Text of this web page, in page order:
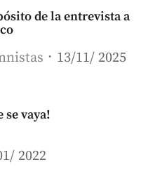
de la entrevista a
13/11/ 2025
se vaya!
2022